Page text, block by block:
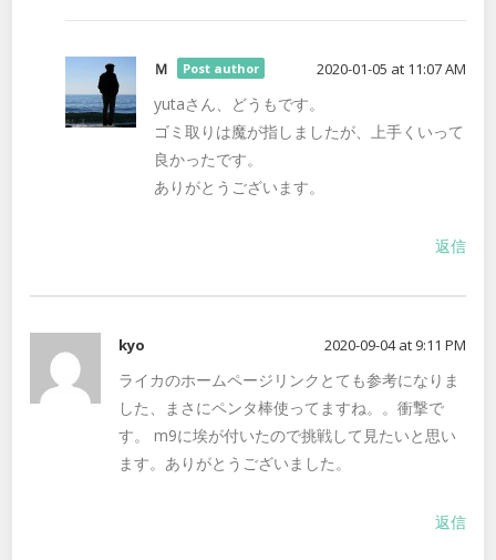
Ｍ Post author 2020-01-05 at 11:07 AM
yutaさん、どうもです。
ゴミ取りは魔が指しましたが、上手くいって
良かったです。
ありがとうございます。
返信
kyo 2020-09-04 at 9:11 PM
ライカのホームページリンクとても参考になりま
した、まさにペンタ棒使ってますね。。衝撃で
す。 m9に埃が付いたので挑戦して見たいと思い
ます。ありがとうございました。
返信